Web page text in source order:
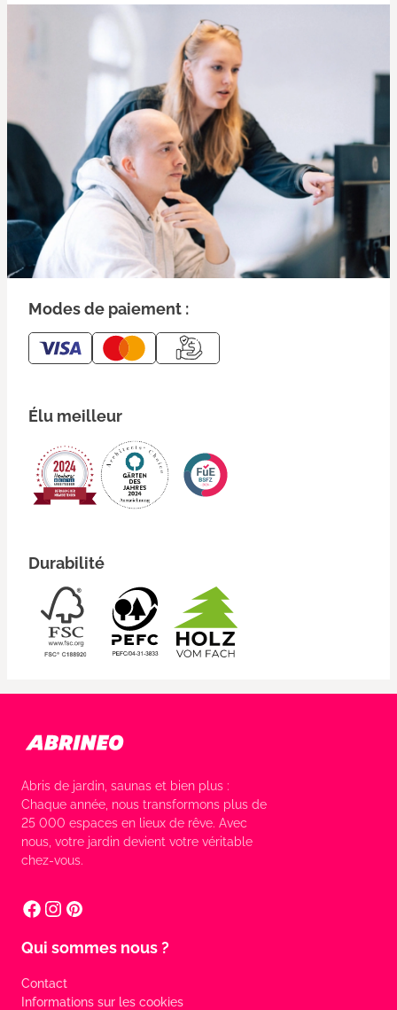
Modes de paiement :
Élu meilleur
Durabilité
Abris de jardin, saunas et bien plus :
Chaque année, nous transformons plus de
25 000 espaces en lieux de rêve. Avec
nous, votre jardin devient votre véritable
chez-vous.
Qui sommes nous ?
Contact
Informations sur les cookies